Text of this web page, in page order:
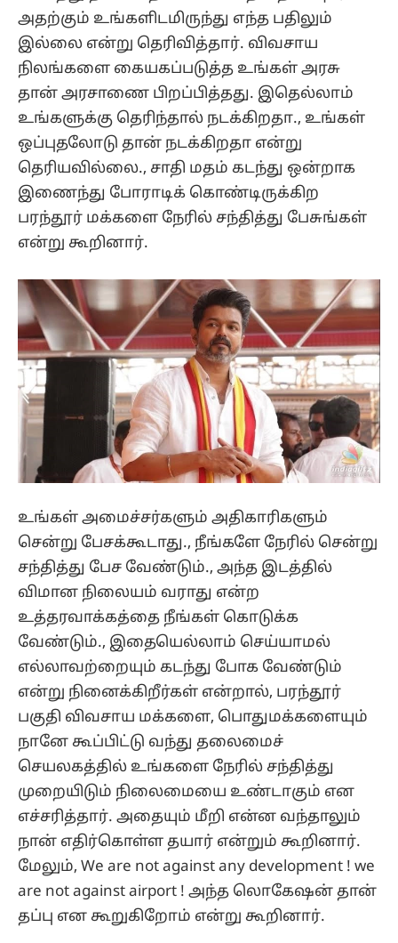
அதற்கும் உங்களிடமிருந்து எந்த பதிலும்
இல்லை என்று தெரிவித்தார். விவசாய
நிலங்களை கையகப்படுத்த உங்கள் அரசு
தான் அரசாணை பிறப்பித்தது. இதெல்லாம்
உங்களுக்கு தெரிந்தால் நடக்கிறதா., உங்கள்
ஒப்புதலோடு தான் நடக்கிறதா என்று
தெரியவில்லை., சாதி மதம் கடந்து ஒன்றாக
இணைந்து போராடிக் கொண்டிருக்கிற
பரந்தூர் மக்களை நேரில் சந்தித்து பேசுங்கள்
என்று கூறினார்.
உங்கள் அமைச்சர்களும் அதிகாரிகளும்
சென்று பேசக்கூடாது., நீங்களே நேரில் சென்று
சந்தித்து பேச வேண்டும்., அந்த இடத்தில்
விமான நிலையம் வராது என்ற
உத்தரவாக்கத்தை நீங்கள் கொடுக்க
வேண்டும்., இதையெல்லாம் செய்யாமல்
எல்லாவற்றையும் கடந்து போக வேண்டும்
என்று நினைக்கிறீர்கள் என்றால், பரந்தூர்
பகுதி விவசாய மக்களை, பொதுமக்களையும்
நானே கூப்பிட்டு வந்து தலைமைச்
செயலகத்தில் உங்களை நேரில் சந்தித்து
முறையிடும் நிலைமையை உண்டாகும் என
எச்சரித்தார். அதையும் மீறி என்ன வந்தாலும்
நான் எதிர்கொள்ள தயார் என்றும் கூறினார்.
மேலும், We are not against any development ! we
are not against airport ! அந்த லொகேஷன் தான்
தப்பு என கூறுகிறோம் என்று கூறினார்.